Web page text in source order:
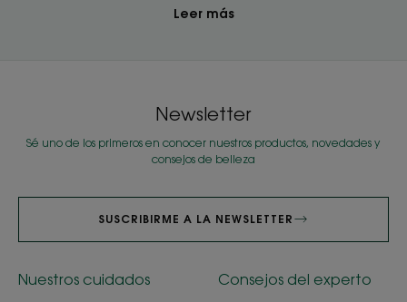
Leer más
Newsletter
Sé uno de los primeros en conocer nuestros productos, novedades y
consejos de belleza
SUSCRIBIRME A LA NEWSLETTER
Nuestros cuidados Consejos del experto